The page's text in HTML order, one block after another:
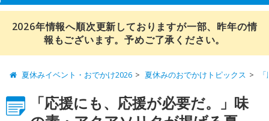
2026年情報へ順次更新しておりますが一部、昨年の情
報もございます。予めご了承ください。
夏休みイベント・おでかけ2026 夏休みのおでかけトピックス
「応援にも、応援が必要だ。」味